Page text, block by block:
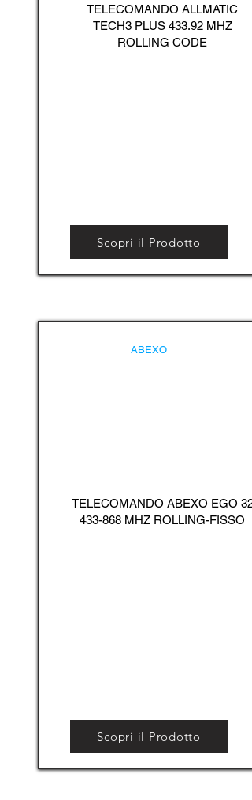
TELECOMANDO ALLMATIC
TECH3 PLUS 433.92 MHZ
ROLLING CODE
Scopri il Prodotto
ABEXO
TELECOMANDO ABEXO EGO 32
433-868 MHZ ROLLING-FISSO
Scopri il Prodotto